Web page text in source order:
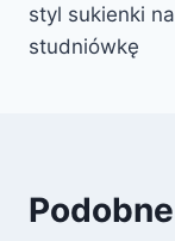
styl sukienki na
studniówkę